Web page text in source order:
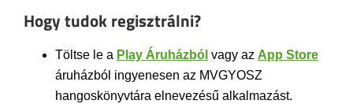
Hogy tudok regisztrálni?
Töltse le a Play Áruházból vagy az App Store
áruházból ingyenesen az MVGYOSZ
hangoskönyvtára elnevezésű alkalmazást.